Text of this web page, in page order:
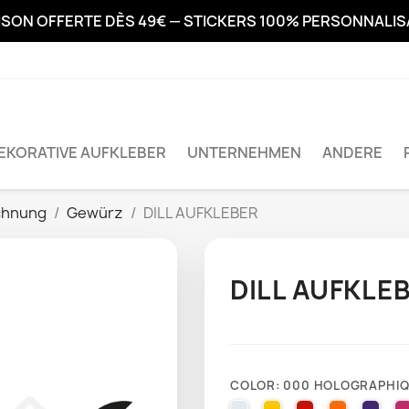
OFFERTE DÈS 49€ — STICKERS 100%
AUFKLEBER UNTERNEHMEN ANDERE
Gewürz DILL AUFKLEBER
DILL
COLOR: 000